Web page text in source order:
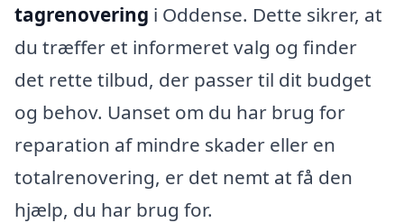
tagrenovering i Oddense. Dette sikrer, at
du træffer et informeret valg og finder
det rette tilbud, der passer til dit budget
og behov. Uanset om du har brug for
reparation af mindre skader eller en
totalrenovering, er det nemt at få den
hjælp, du har brug for.